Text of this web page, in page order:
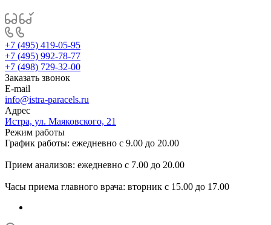
+7 (495) 419-05-95
+7 (495) 992-78-77
+7 (498) 729-32-00
Заказать звонок
E-mail
info@istra-paracels.ru
Адрес
Истра, ул. Маяковского, 21
Режим работы
График работы: ежедневно с 9.00 до 20.00
Прием анализов: ежедневно с 7.00 до 20.00
Часы приема главного врача: вторник с 15.00 до 17.00